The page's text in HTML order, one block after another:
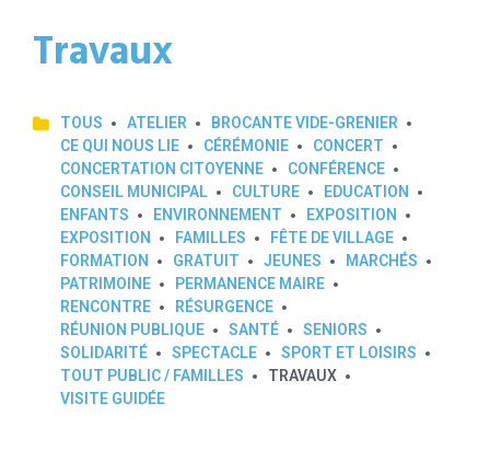
Travaux
TOUS ATELIER
BROCANTE VIDE-GRENIER
CE QUI NOUS LIE
CÉRÉMONIE
CONCERT
CONCERTATION CITOYENNE
CONFÉRENCE
CONSEIL MUNICIPAL
CULTURE
EDUCATION
ENFANTS
ENVIRONNEMENT
EXPOSITION
EXPOSITION
FAMILLES
FÊTE DE VILLAGE
FORMATION
GRATUIT JEUNES
MARCHÉS
PATRIMOINE
PERMANENCE MAIRE
RENCONTRE
RÉSURGENCE
RÉUNION PUBLIQUE
SANTÉ
SENIORS
SOLIDARITÉ
SPECTACLE
SPORT ET LOISIRS
TOUT PUBLIC / FAMILLES
TRAVAUX
VISITE GUIDÉE